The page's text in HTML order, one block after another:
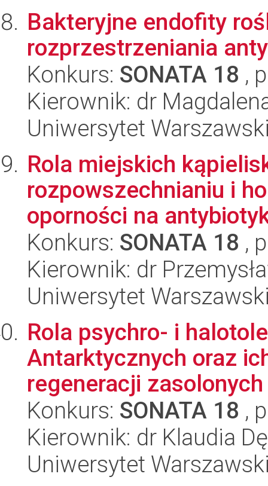
Bakteryjne endofity
rozprzestrzeniania
Konkurs: SONATA 18 ,
Kierownik: dr
Uniwersytet
Rola miejskich
rozpowszechnianiu i
oporności na
Konkurs: SONATA 18 ,
Kierownik: dr
Uniwersytet
Rola psychro- i
Antarktycznych oraz
regeneracji
Konkurs: SONATA 18 ,
Kierownik: dr Klaudia
Uniwersytet